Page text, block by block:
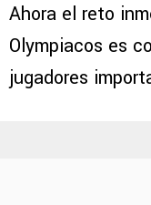
Ahora el reto
Olympiacos es
jugadores